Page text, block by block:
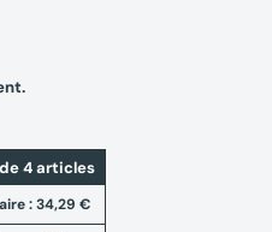
4 articles
:34,29 €